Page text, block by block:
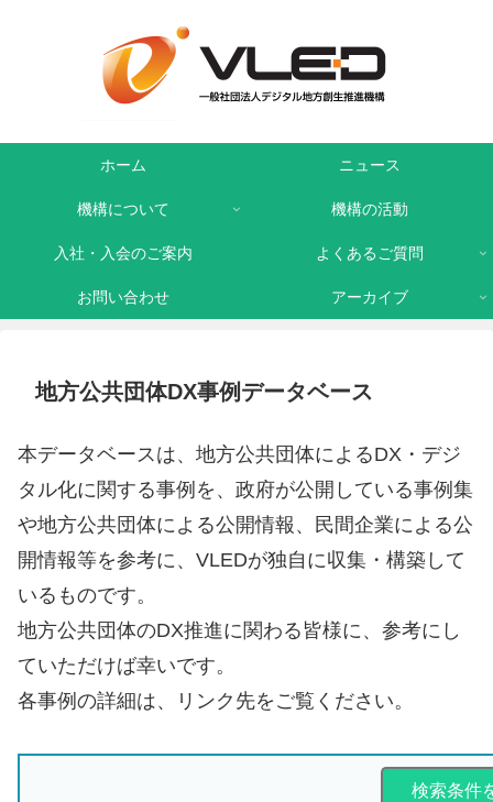
ホーム ニュース
機構について 機構の活動
入社・入会のご案内 よくあるご質問
お問い合わせ アーカイブ
地方公共団体DX事例データベース
本データベースは、地方公共団体によるDX・デジ
タル化に関する事例を、政府が公開している事例集
や地方公共団体による公開情報、民間企業による公
開情報等を参考に、VLEDが独自に収集・構築して
いるものです。
地方公共団体のDX推進に関わる皆様に、参考にし
ていただけば幸いです。
各事例の詳細は、リンク先をご覧ください。
検索条件